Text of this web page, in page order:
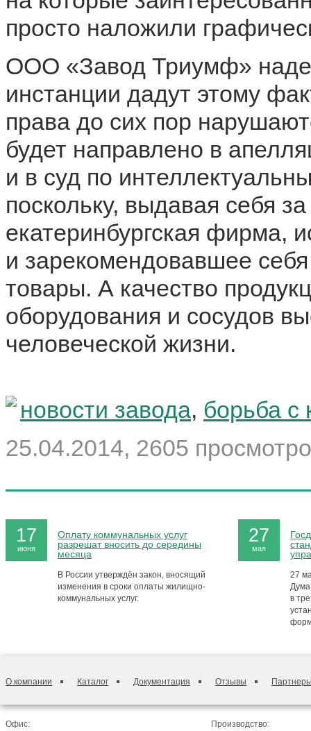
просто наложили
ООО «Завод Триумф»
инстанции дадут этому
права до сих пор
будет направлено в
и в суд по
поскольку, выдавая себя
екатеринбургская фирма,
и зарекомендовавшее
товары. А качество
оборудования и сосудов
человеческой жизни.
новости завода, борьба с
25.04.2014, 2605
17
июня
Оплату коммунальных услуг
разрешат вносить до середины
месяца
В России утверждён закон, вносящий
изменения в сроки оплаты жилищно-
коммунальных услуг.
27
мая
27
в
О компании Каталог Документация Отзывы
Офис: Производство: